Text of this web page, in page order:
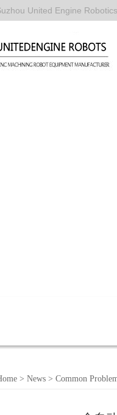
United Engine
> News > Common